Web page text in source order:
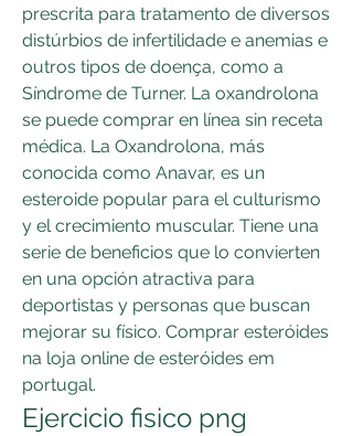
prescrita para tratamento de diversos
distúrbios de infertilidade e anemias e
outros tipos de doença, como a
Síndrome de Turner. La oxandrolona
se puede comprar en línea sin receta
médica. La Oxandrolona, más
conocida como Anavar, es un
esteroide popular para el culturismo
y el crecimiento muscular. Tiene una
serie de beneficios que lo convierten
en una opción atractiva para
deportistas y personas que buscan
mejorar su físico. Comprar esteróides
na loja online de esteróides em
portugal.
Ejercicio fisico png